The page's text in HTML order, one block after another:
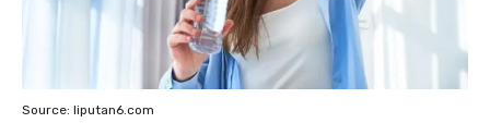
Source: liputan6.com